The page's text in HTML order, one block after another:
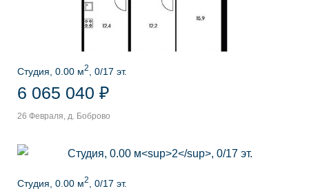
Студия, 0.00 м2 , 0/17 эт.
6 065 040 ₽
26 Февраля, д. Боброво
Студия, 0.00 м2 , 0/17 эт.